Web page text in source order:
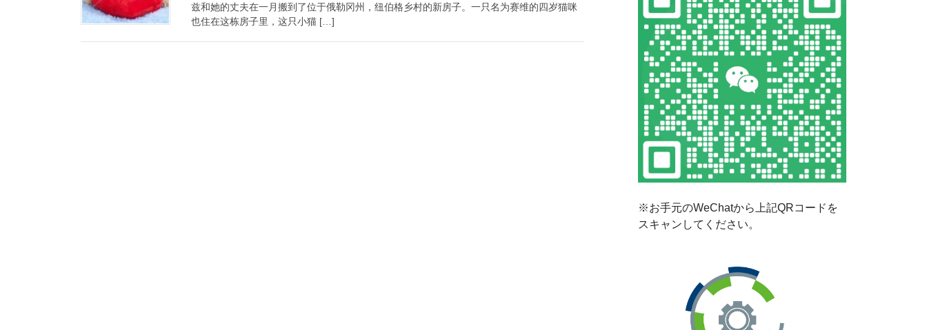
兹和她的丈夫在一月搬到了位于俄勒冈州，纽伯格乡村的新房子。一只名为赛维的四岁猫咪
也住在这栋房子里，这只小猫 […]
※お手元のWeChatから上記QRコードを
スキャンしてください。